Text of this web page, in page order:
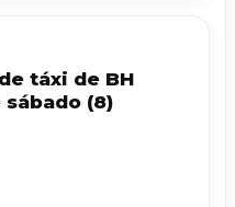
táxi de BH
(8)